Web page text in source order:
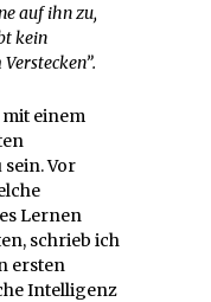
auf ihn zu,
kein
mit einem
Vor
Lernen
schrieb ich
ersten
Intelligenz